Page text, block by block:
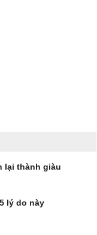
lại thành giàu
lý do này